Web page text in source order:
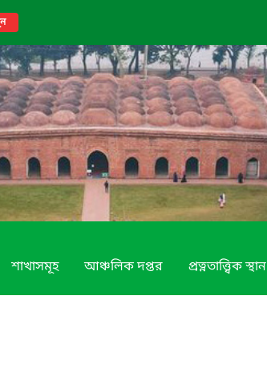
শাখাসমূহ আঞ্চলিক দপ্তর প্রত্নতাত্ত্বিক স্থান